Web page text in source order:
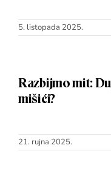
5. listopada 2025.
Razbijmo mit:
mišići?
21. rujna 2025.